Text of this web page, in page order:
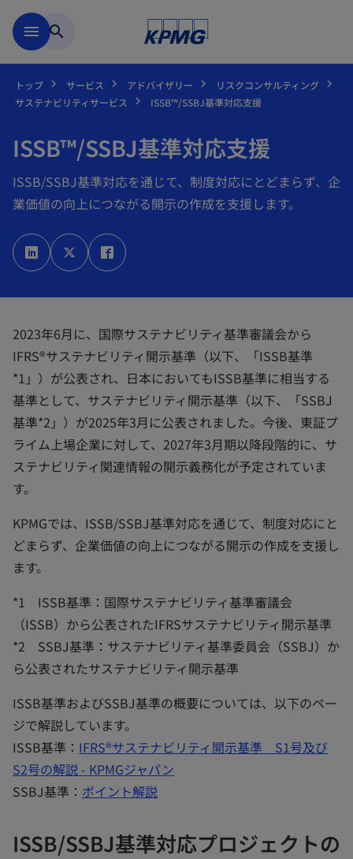
menu search
トップ サービス アドバイザリー
リスクコンサルティング
サステナビリティサービス
ISSB™/SSBJ基準対応支援
ISSB™/SSBJ基準対応支援
ISSB/SSBJ基準対応を通じて、制度対応にとどまらず、企
業価値の向上につながる開示の作成を支援します。
新
し
い
タ
新
し
い
タ
し
い
2023年6月に、国際サステナビリティ基準審議会から
IFRS®サステナビリティ開示基準（以下、「ISSB基準
*1」）が公表され、日本においてもISSB基準に相当する
基準として、サステナビリティ開示基準（以下、「SSBJ
基準*2」）が2025年3月に公表されました。今後、東証プ
ライム上場企業に対して、2027年3月期以降段階的に、サ
ステナビリティ関連情報の開示義務化が予定されていま
す。
KPMGでは、ISSB/SSBJ基準対応を通じて、制度対応にと
どまらず、企業価値の向上につながる開示の作成を支援し
ます。
*1 ISSB基準：国際サステナビリティ基準審議会
（ISSB）から公表されたIFRSサステナビリティ開示基準
*2 SSBJ基準：サステナビリティ基準委員会（SSBJ）か
ら公表されたサステナビリティ開示基準
ISSB基準およびSSBJ基準の概要については、以下のペー
ジで解説しています。
ISSB基準： IFRS®サステナビリティ開示基準 S1号及び
S2号の解説 - KPMGジャパン
SSBJ基準： ポイント解説
ISSB/SSBJ基準対応プロジェクトの